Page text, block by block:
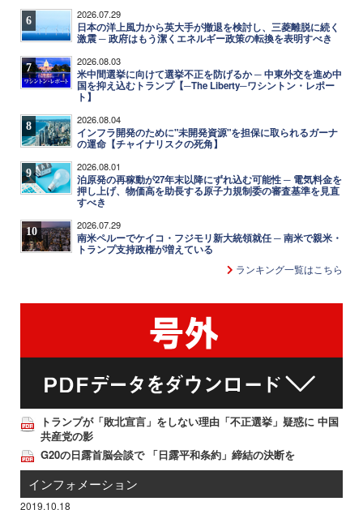
6 2026.07.29
日本の洋上風力から英大手が撤退を検討し、三菱離脱に続く
激震 ─ 政府はもう潔くエネルギー政策の転換を表明すべき
7 2026.08.03
米中間選挙に向けて選挙不正を防げるか ─ 中東外交を進め中
国を抑え込むトランプ【─The Liberty─ワシントン・レポー
ト】
8 2026.08.04
インフラ開発のために"未開発資源"を担保に取られるガーナ
の運命【チャイナリスクの死角】
9 2026.08.01
泊原発の再稼動が27年末以降にずれ込む可能性 ─ 電気料金を
押し上げ、物価高を助長する原子力規制委の審査基準を見直
すべき
10 2026.07.29
南米ペルーでケイコ・フジモリ新大統領就任 ─ 南米で親米・
トランプ支持政権が増えている
ランキング一覧はこちら
トランプが「敗北宣言」をしない理由「不正選挙」疑惑に 中国
共産党の影
G20の日露首脳会談で 「日露平和条約」締結の決断を
インフォメーション
2019.10.18